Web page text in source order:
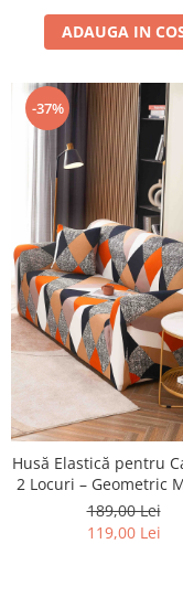
ADAUGA IN
-37%
Husă Elastică pentru
2 Locuri – Geometric
189,00 Lei
119,00 Lei